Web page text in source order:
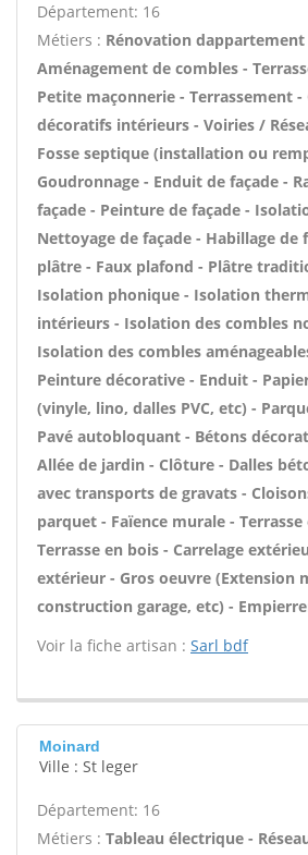
Département: 16
Métiers : Rénovation
Aménagement de combles -
Petite maçonnerie - Terrassement -
décoratifs intérieurs - Voiries /
Fosse septique (installation ou
Goudronnage - Enduit de façade -
façade - Peinture de façade -
Nettoyage de façade - Habillage de
plâtre - Faux plafond - Plâtre
Isolation phonique - Isolation
intérieurs - Isolation des combles
Isolation des combles
Peinture décorative - Enduit -
(vinyle, lino, dalles PVC, etc) -
Pavé autobloquant - Bétons
Allée de jardin - Clôture - Dalles
avec transports de gravats -
parquet - Faïence murale -
Terrasse en bois - Carrelage
extérieur - Gros oeuvre (Extension
construction garage, etc) -
Voir la fiche artisan : Sarl bdf
Moinard
Ville : St leger
Département: 16
Métiers : Tableau électrique -